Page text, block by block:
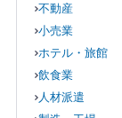
不動産
小売業
ホテル・旅館
飲食業
人材派遣